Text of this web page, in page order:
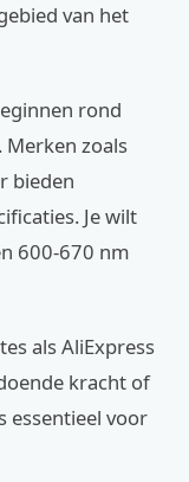
van het
rond
zoals
bieden
Je wilt
600-670 nm
als AliExpress
kracht of
essentieel voor